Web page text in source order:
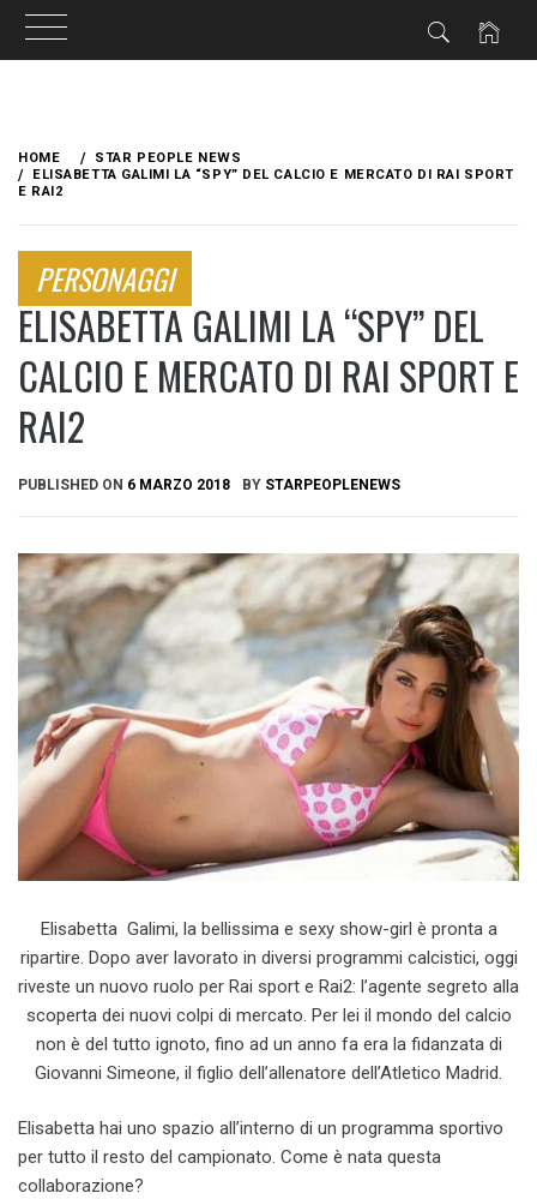
content
HOME
STAR PEOPLE NEWS
ELISABETTA GALIMI LA “SPY” DEL CALCIO E MERCATO DI RAI SPORT
E RAI2
PERSONAGGI
ELISABETTA GALIMI LA “SPY” DEL
CALCIO E MERCATO DI RAI SPORT E
RAI2
PUBLISHED ON 6 MARZO 2018 BY STARPEOPLENEWS
Elisabetta Galimi, la bellissima e sexy show-girl è pronta a
ripartire. Dopo aver lavorato in diversi programmi calcistici, oggi
riveste un nuovo ruolo per Rai sport e Rai2: l’agente segreto alla
scoperta dei nuovi colpi di mercato. Per lei il mondo del calcio
non è del tutto ignoto, fino ad un anno fa era la fidanzata di
Giovanni Simeone, il figlio dell’allenatore dell’Atletico Madrid.
Elisabetta hai uno spazio all’interno di un programma sportivo
per tutto il resto del campionato. Come è nata questa
collaborazione?